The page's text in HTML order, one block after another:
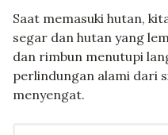
Saat memasuki hutan,
segar dan hutan yang
dan rimbun menutupi
perlindungan alami dari
menyengat.